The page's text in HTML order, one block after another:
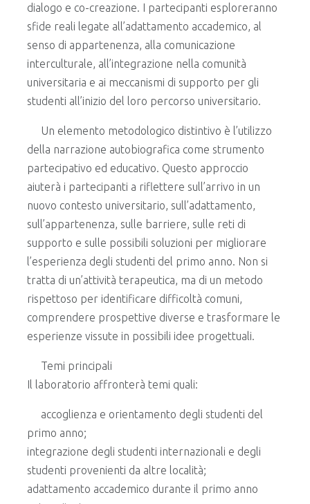
dialogo e co-creazione. I partecipanti esploreranno
sfide reali legate all’adattamento accademico, al
senso di appartenenza, alla comunicazione
interculturale, all’integrazione nella comunità
universitaria e ai meccanismi di supporto per gli
studenti all’inizio del loro percorso universitario.
Un elemento metodologico distintivo è l’utilizzo
della narrazione autobiografica come strumento
partecipativo ed educativo. Questo approccio
aiuterà i partecipanti a riflettere sull’arrivo in un
nuovo contesto universitario, sull’adattamento,
sull’appartenenza, sulle barriere, sulle reti di
supporto e sulle possibili soluzioni per migliorare
l’esperienza degli studenti del primo anno. Non si
tratta di un’attività terapeutica, ma di un metodo
rispettoso per identificare difficoltà comuni,
comprendere prospettive diverse e trasformare le
esperienze vissute in possibili idee progettuali.
Temi principali
Il laboratorio affronterà temi quali:
accoglienza e orientamento degli studenti del
primo anno;
integrazione degli studenti internazionali e degli
studenti provenienti da altre località;
adattamento accademico durante il primo anno